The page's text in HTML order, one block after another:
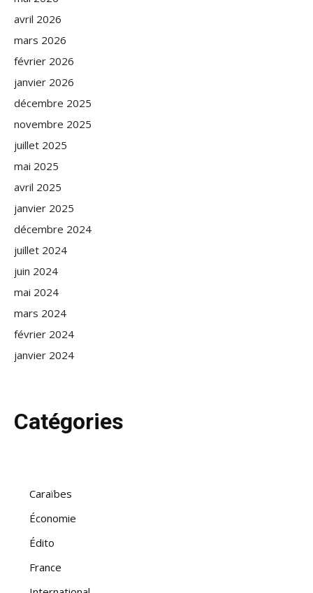
avril 2026
mars 2026
février 2026
janvier 2026
décembre 2025
novembre 2025
juillet 2025
mai 2025
avril 2025
janvier 2025
décembre 2024
juillet 2024
juin 2024
mai 2024
mars 2024
février 2024
janvier 2024
Catégories
Caraïbes
Économie
Édito
France